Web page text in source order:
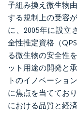
子組み換え微生物
する規制上の受容
に、2005年に設立
全性推定資格（
る微生物の安全性
ット用途の開発と
トのイノベーショ
に焦点を当ててお
における品質と経